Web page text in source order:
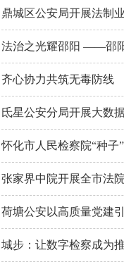
鼎城区公安局开展法制
法治之光耀邵阳 ——邵
齐心协力共筑无毒防线
氐星公安分局开展大数
怀化市人民检察院“种子
张家界中院开展全市法
荷塘公安以高质量党建
城步：让数字检察成为